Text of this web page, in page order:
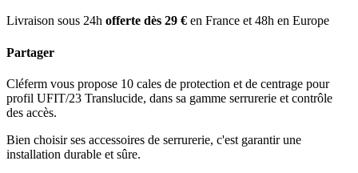
Livraison sous 24h offerte dès 29 € en France et 48h en Europe
Partager
Cléferm vous propose 10 cales de protection et de centrage pour
profil UFIT/23 Translucide, dans sa gamme serrurerie et contrôle
des accès.
Bien choisir ses accessoires de serrurerie, c'est garantir une
installation durable et sûre.